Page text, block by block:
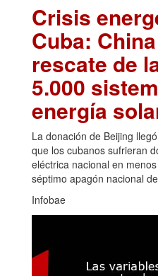
Crisis
Cuba:
rescate de
5.000
energía
La donación de Beijing
que los cubanos sufrieran
eléctrica nacional en
séptimo apagón nacional
Infobae